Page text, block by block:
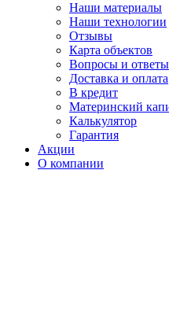
Наши материалы
Наши технологии
Отзывы
Карта объектов
Вопросы и ответы
Доставка и оплата
В кредит
Материнский
Калькулятор
Гарантия
Акции
О компании